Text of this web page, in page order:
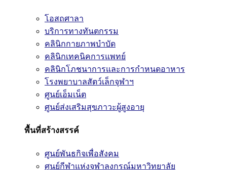
โอสถศาลา
บริการทางทันตกรรม
คลินิกกายภาพบำบัด
คลินิกเทคนิคการแพทย์
คลินิกโภชนาการและการกำหนดอาหาร
โรงพยาบาลสัตว์เล็กจุฬาฯ
ศูนย์เอ็มเน็ต
ศูนย์ส่งเสริมสุขภาวะผู้สูงอายุ
พื้นที่สร้างสรรค์
ศูนย์พันธกิจเพื่อสังคม
ศูนย์กีฬาแห่งจุฬาลงกรณ์มหาวิทยาลัย